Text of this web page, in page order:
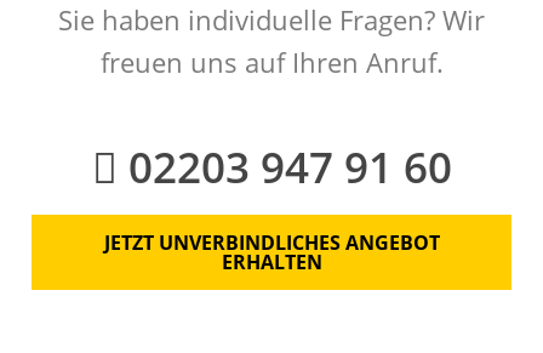
Sie haben individuelle Fragen? Wir
freuen uns auf Ihren Anruf.
02203 947 91 60
JETZT UNVERBINDLICHES ANGEBOT
ERHALTEN